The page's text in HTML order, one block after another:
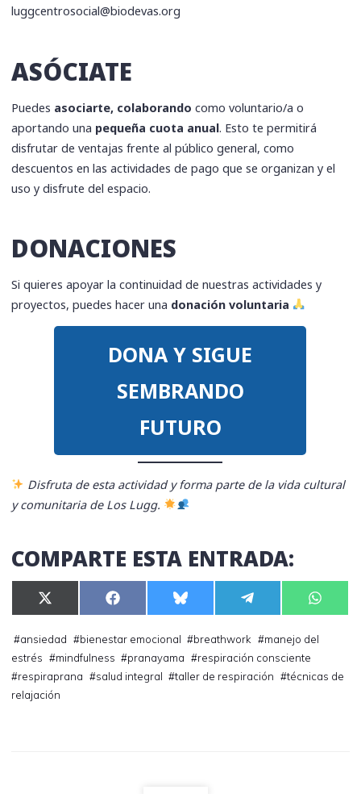
luggcentrosocial@biodevas.org
ASÓCIATE
Puedes asociarte, colaborando como voluntario/a o
aportando una pequeña cuota anual. Esto te permitirá
disfrutar de ventajas frente al público general, como
descuentos en las actividades de pago que se organizan y el
uso y disfrute del espacio.
DONACIONES
Si quieres apoyar la continuidad de nuestras actividades y
proyectos, puedes hacer una donación voluntaria
DONA Y SIGUE
SEMBRANDO
FUTURO
Disfruta de esta actividad y forma parte de la vida cultural
y comunitaria de Los Lugg.
COMPARTE ESTA ENTRADA:
Compartir
en
X
(
w
i
t
t
e
r
Compartir
en
F
a
e
b
o
o
k
Compartir
en
B
l
e
s
k
y
Compartir
en
e
e
g
r
a
m
en
h
p
p
#ansiedad #bienestar emocional #breathwork #manejo del
estrés #mindfulness #pranayama #respiración consciente
#respiraprana #salud integral #taller de respiración #técnicas de
relajación